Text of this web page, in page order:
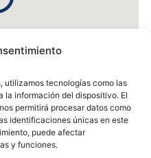
utilizamos tecnologías como las
la información del dispositivo. El
permitirá procesar datos como
identificaciones únicas en este
puede afectar
y funciones.
del inmueble